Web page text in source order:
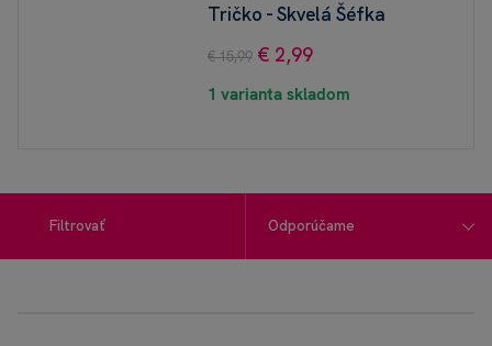
Tričko - Skvelá Šéfka
1 varianta skladom
€ 15,99 € 2,99
Filtrovať